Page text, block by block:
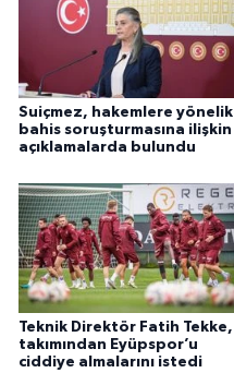
Suiçmez, hakemlere yönelik
bahis soruşturmasına ilişkin
açıklamalarda bulundu
Teknik Direktör Fatih Tekke,
takımından Eyüpspor’u
ciddiye almalarını istedi